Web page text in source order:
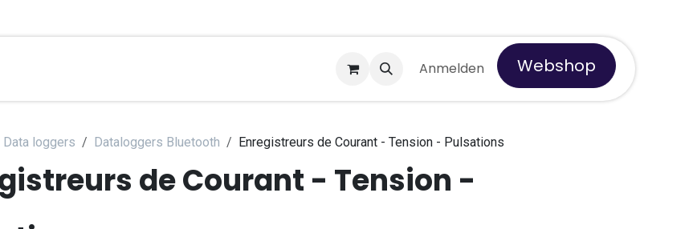
Über Tempro Anmelden Webshop
Data loggers Dataloggers Bluetooth Enregistreurs de Courant - Tension - Pulsations
de Courant - Tension -